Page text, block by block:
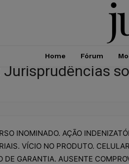
Home Fórum
Jurisprudências
INOMINADO. AÇÃO
VÍCIO NO PRODUTO.
DE GARANTIA. AUSENTE